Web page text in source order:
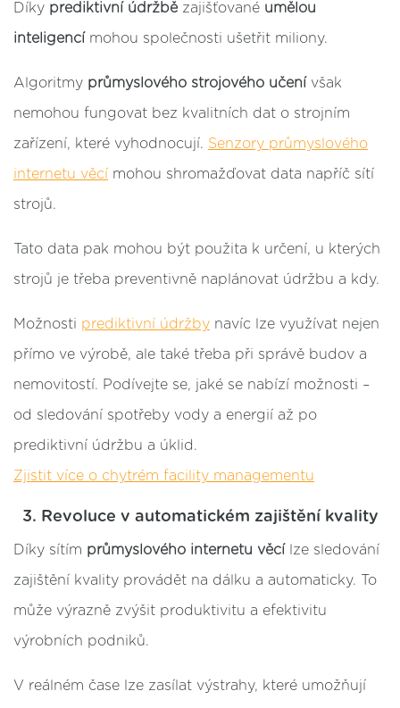
Díky prediktivní údržbě zajišťované umělou
inteligencí mohou společnosti ušetřit miliony.
Algoritmy průmyslového strojového učení však
nemohou fungovat bez kvalitních dat o strojním
zařízení, které vyhodnocují. Senzory průmyslového
internetu věcí mohou shromažďovat data napříč sítí
strojů.
Tato data pak mohou být použita k určení, u kterých
strojů je třeba preventivně naplánovat údržbu a kdy.
Možnosti prediktivní údržby navíc lze využívat nejen
přímo ve výrobě, ale také třeba při správě budov a
nemovitostí. Podívejte se, jaké se nabízí možnosti –
od sledování spotřeby vody a energií až po
prediktivní údržbu a úklid.
Zjistit více o chytrém facility managementu
3. Revoluce v automatickém zajištění kvality
Díky sítím průmyslového internetu věcí lze sledování
zajištění kvality provádět na dálku a automaticky. To
může výrazně zvýšit produktivitu a efektivitu
výrobních podniků.
V reálném čase lze zasílat výstrahy, které umožňují